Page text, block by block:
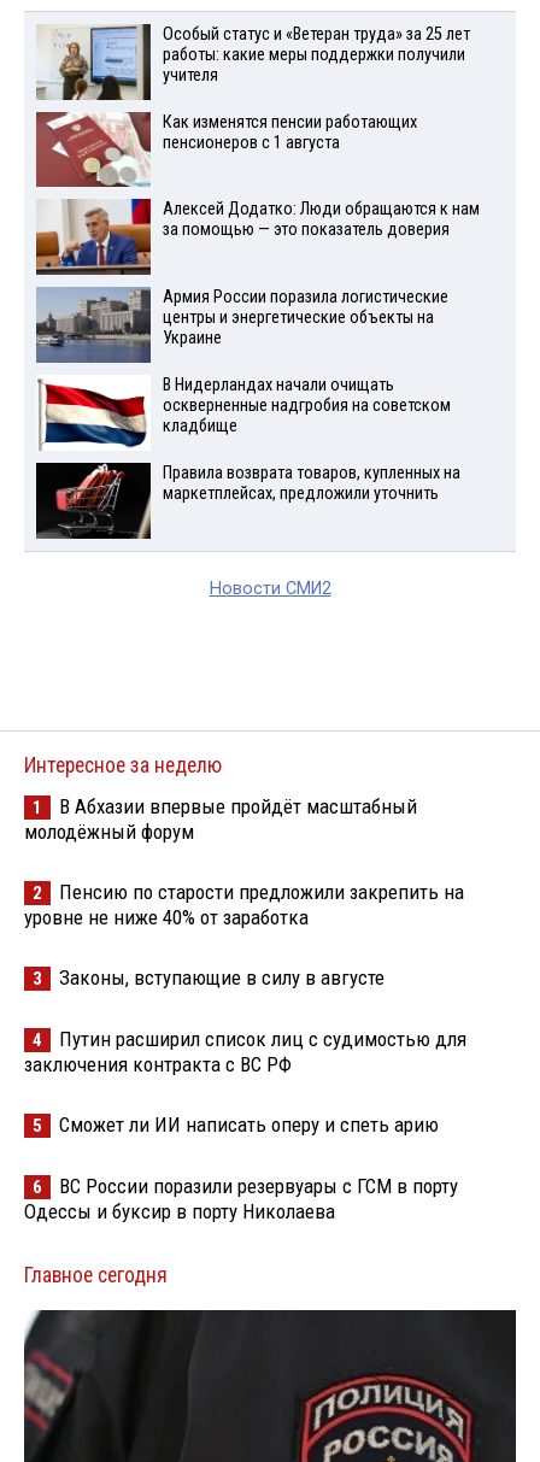
Особый статус и «Ветеран труда» за 25 лет
работы: какие меры поддержки получили
учителя
Как изменятся пенсии работающих
пенсионеров с 1 августа
Алексей Додатко: Люди обращаются к нам
за помощью — это показатель доверия
Армия России поразила логистические
центры и энергетические объекты на
Украине
В Нидерландах начали очищать
оскверненные надгробия на советском
кладбище
Правила возврата товаров, купленных на
маркетплейсах, предложили уточнить
Новости СМИ2
Интересное за неделю
1
В Абхазии впервые пройдёт масштабный
молодёжный форум
2
Пенсию по старости предложили закрепить на
уровне не ниже 40% от заработка
3 Законы, вступающие в силу в августе
4
Путин расширил список лиц с судимостью для
заключения контракта с ВС РФ
5 Сможет ли ИИ написать оперу и спеть арию
6
ВС России поразили резервуары с ГСМ в порту
Одессы и буксир в порту Николаева
Главное сегодня